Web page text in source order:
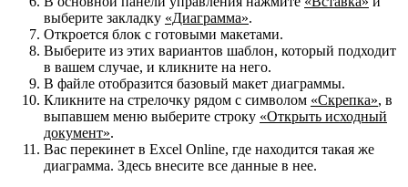
выберите закладку «Диаграмма».
Откроется блок с готовыми макетами.
Выберите из этих вариантов шаблон, который подходит
в вашем случае, и кликните на него.
В файле отобразится базовый макет диаграммы.
Кликните на стрелочку рядом с символом «Скрепка», в
выпавшем меню выберите строку «Открыть исходный
документ».
Вас перекинет в Excel Online, где находится такая же
диаграмма. Здесь внесите все данные в нее.